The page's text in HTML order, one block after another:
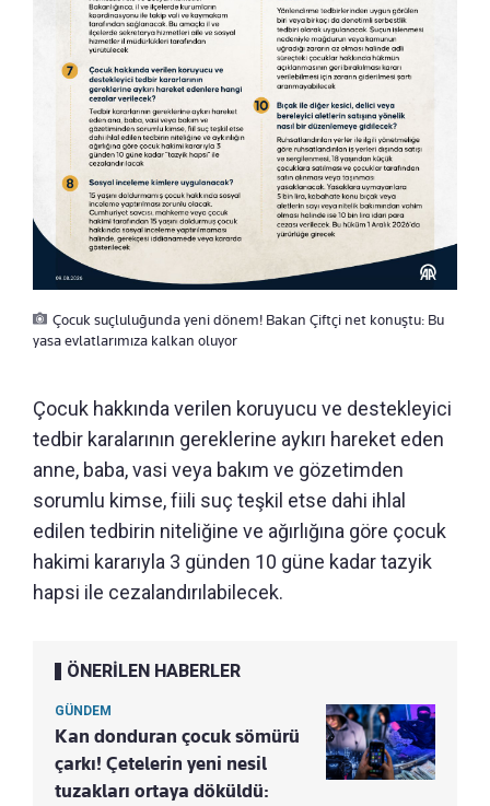
Çocuk suçluluğunda yeni dönem! Bakan Çiftçi net konuştu: Bu
yasa evlatlarımıza kalkan oluyor
Çocuk hakkında verilen koruyucu ve destekleyici
tedbir karalarının gereklerine aykırı hareket eden
anne, baba, vasi veya bakım ve gözetimden
sorumlu kimse, fiili suç teşkil etse dahi ihlal
edilen tedbirin niteliğine ve ağırlığına göre çocuk
hakimi kararıyla 3 günden 10 güne kadar tazyik
hapsi ile cezalandırılabilecek.
ÖNERİLEN HABERLER
GÜNDEM
Kan donduran çocuk sömürü
çarkı! Çetelerin yeni nesil
tuzakları ortaya döküldü: